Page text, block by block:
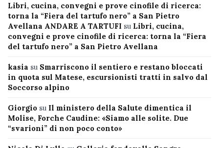
Libri, cucina, convegni e prove cinofile di ricerca:
torna la “Fiera del tartufo nero” a San Pietro
Avellana ANDARE A TARTUFI su Libri, cucina,
convegni e prove cinofile di ricerca: torna la “Fiera
del tartufo nero” a San Pietro Avellana
kasia su Smarriscono il sentiero e restano bloccati
in quota sul Matese, escursionisti tratti in salvo dal
Soccorso alpino
Giorgio su Il ministero della Salute dimentica il
Molise, Forche Caudine: «Siamo alle solite. Due
“svarioni” di non poco conto»